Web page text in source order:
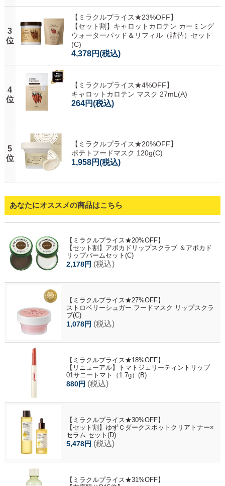
3
位
【ミラクルプライス★23%OFF】
【セット割】キャロットカロテン カーミング
ウォーターパッド＆リフィル（詰替）セット
(C)
4,378円(税込)
4
位
【ミラクルプライス★4%OFF】
キャロットカロテン マスク 27mL(A)
264円(税込)
5
位
【ミラクルプライス★20%OFF】
ポテトフードマスク 120g(C)
1,958円(税込)
あなたにオススメの商品はこちら
【ミラクルプライス★20%OFF】
【セット割】アボカドリップスクラブ ＆アボカド
リップバームセット(C)
2,178円 (税込)
【ミラクルプライス★27%OFF】
ストロベリーシュガー フードマスク リップスクラ
ブ(C)
1,078円 (税込)
【ミラクルプライス★18%OFF】
【リニューアル】トマトジェリーティントリップ
01サニートマト（1.7g）(B)
880円 (税込)
【ミラクルプライス★30%OFF】
【セット割】ゆずＣダークスポットクリアトナー×
セラム セット(D)
5,478円 (税込)
【ミラクルプライス★31%OFF】